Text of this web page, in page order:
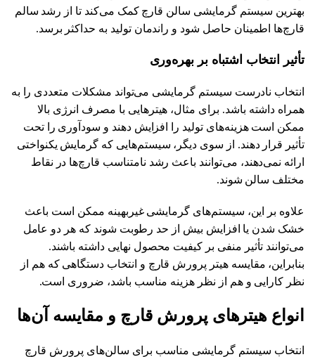
بهترین سیستم گرمایشی سالن قارچ کمک می‌کند تا از رشد سالم
قارچ‌ها اطمینان حاصل شود و راندمان تولید به حداکثر برسد.
تأثیر انتخاب اشتباه بر بهره‌وری
انتخاب نادرست سیستم گرمایشی می‌تواند مشکلات متعددی را به
همراه داشته باشد. برای مثال، هیترهایی با مصرف انرژی بالا
ممکن است هزینه‌های تولید را افزایش دهند و سودآوری را تحت
تأثیر قرار دهند. از سوی دیگر، سیستم‌هایی که گرمایش یکنواختی
ارائه نمی‌دهند، می‌توانند باعث رشد نامتناسب قارچ‌ها در نقاط
مختلف سالن شوند.
علاوه بر این، سیستم‌های گرمایشی غیربهینه ممکن است باعث
خشک شدن یا افزایش بیش از حد رطوبت شوند که هر دو عامل
می‌توانند تأثیر منفی بر کیفیت محصول نهایی داشته باشند.
بنابراین، مقایسه هیتر پرورش قارچ و انتخاب دستگاهی که هم از
نظر کارایی و هم از نظر هزینه مناسب باشد، ضروری است.
انواع هیترهای پرورش قارچ و مقایسه آن‌ها
انتخاب سیستم گرمایشی مناسب برای سالن‌های پرورش قارچ